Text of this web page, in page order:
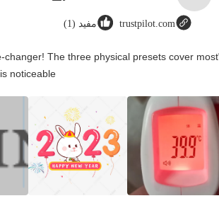
trustpilot.com مفید (1)
changer! The three physical presets cover most
noticeable.